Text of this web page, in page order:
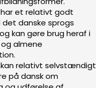
et relativt godt
det danske sprogs
kan gøre brug heraf i
almene
relativt selvstændigt
på dansk om